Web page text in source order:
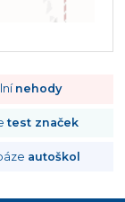
nehody
test značek
autoškol